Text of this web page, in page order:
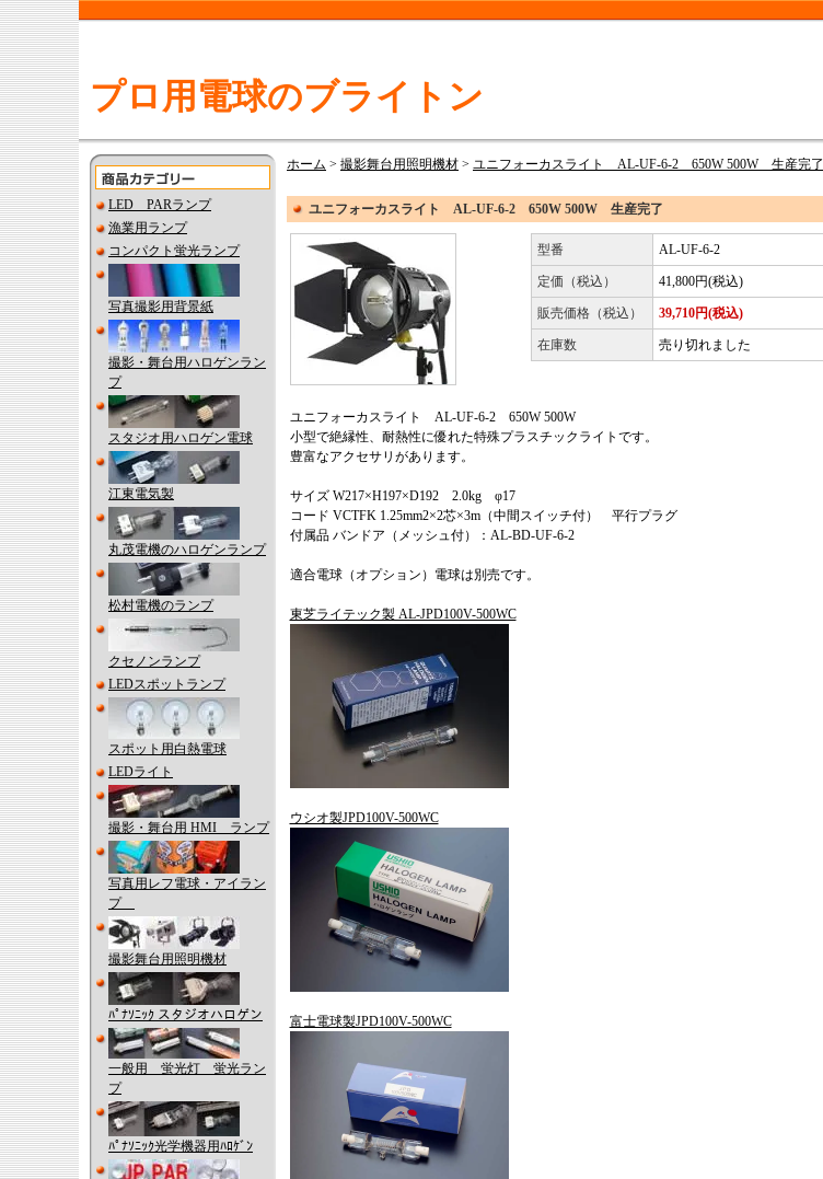
プロ用電球のブライトン
LED PARランプ
漁業用ランプ
コンパクト蛍光ランプ
写真撮影用背景紙
撮影・舞台用ハロゲンラン
プ
スタジオ用ハロゲン電球
江東電気製
丸茂電機のハロゲンランプ
松村電機のランプ
クセノンランプ
LEDスポットランプ
スポット用白熱電球
LEDライト
撮影・舞台用 HMI ランプ
写真用レフ電球・アイラン
プ
撮影舞台用照明機材
ﾊﾟﾅｿﾆｯｸ スタジオハロゲン
一般用 蛍光灯 蛍光ラン
プ
ﾊﾟﾅｿﾆｯｸ光学機器用ﾊﾛｹﾞﾝ
ホーム > 撮影舞台用照明機材 > ユニフォーカスライト AL-UF-6-2 650W 500W 生産完了
ユニフォーカスライト AL-UF-6-2 650W 500W 生産完了
型番 AL-UF-6-2
定価（税込） 41,800円(税込)
販売価格（税込） 39,710円(税込)
在庫数 売り切れました
ユニフォーカスライト AL-UF-6-2 650W 500W
小型で絶縁性、耐熱性に優れた特殊プラスチックライトです。
豊富なアクセサリがあります。
サイズ W217×H197×D192 2.0kg φ17
コード VCTFK 1.25mm2×2芯×3m（中間スイッチ付） 平行プラグ
付属品 バンドア（メッシュ付）：AL-BD-UF-6-2
適合電球（オプション）電球は別売です。
東芝ライテック製 AL-JPD100V-500WC
ウシオ製JPD100V-500WC
富士電球製JPD100V-500WC